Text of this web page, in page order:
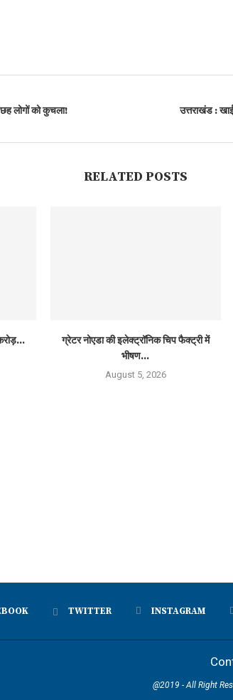
लोगों को कुचला!
उत्तराखंड : खाई
RELATED POSTS
ग्रेटर नोएडा की इलेक्ट्रॉनिक चिप फैक्ट्री में
भीषण...
August 5, 2026
TWITTER INSTAGRAM
@2019 - All Right